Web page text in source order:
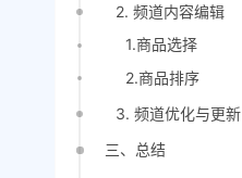
2. 频道内容编辑
1.商品选择
2.商品排序
3. 频道优化与更新
三、总结